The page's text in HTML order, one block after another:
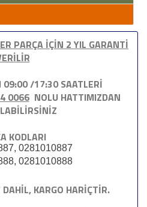
PARÇA İÇİN 2 YIL GARANTİ
09:00 /17:30 SAATLERİ
0066NOLU HATTIMIZDAN
KODLARI
0281010887
0281010888
KARGO HARİÇTİR.